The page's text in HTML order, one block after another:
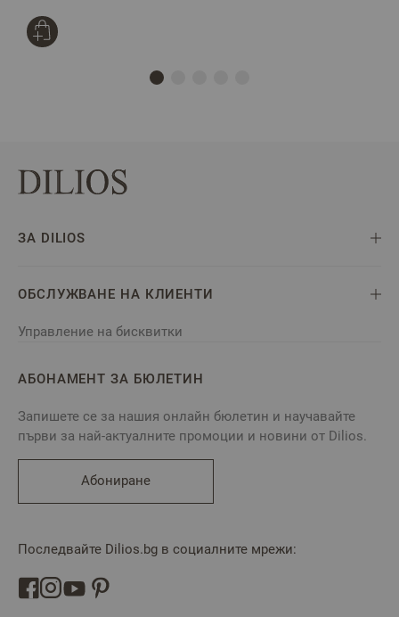
ЗА DILIOS
ОБСЛУЖВАНЕ НА КЛИЕНТИ
Управление на бисквитки
АБОНАМЕНТ ЗА БЮЛЕТИН
Запишете се за нашия онлайн бюлетин и научавайте
първи за най-актуалните промоции и новини от Dilios.
Абониране
Последвайте Dilios.bg в социалните мрежи: